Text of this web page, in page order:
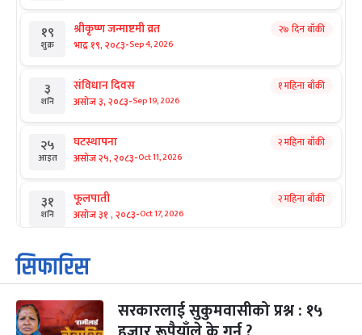
१९
शुक्र
श्रीकृष्ण जन्माष्टमी व्रत
भाद्र १९, २०८३-Sep 4, 2026
२७ दिन बाँकी
३
शनि
संविधान दिवस
असोज ३, २०८३-Sep 19, 2026
१ महिना बाँकी
२५
आइत
घटस्थापना
असोज २५, २०८३-Oct 11, 2026
२ महिना बाँकी
३१
शनि
फूलपाती
असोज ३१ , २०८३-Oct 17, 2026
२ महिना बाँकी
१
आइत
कार्तिक सङ्क्रान्ति
कार्तिक १, २०८३
३
मंगल
महानवमी
कार्तिक ३, २०८३-Oct 20, 2026
२ महिना बाँकी
सिफारिस
सरकारलाई सुकुमवासीको प्रश्न : १५